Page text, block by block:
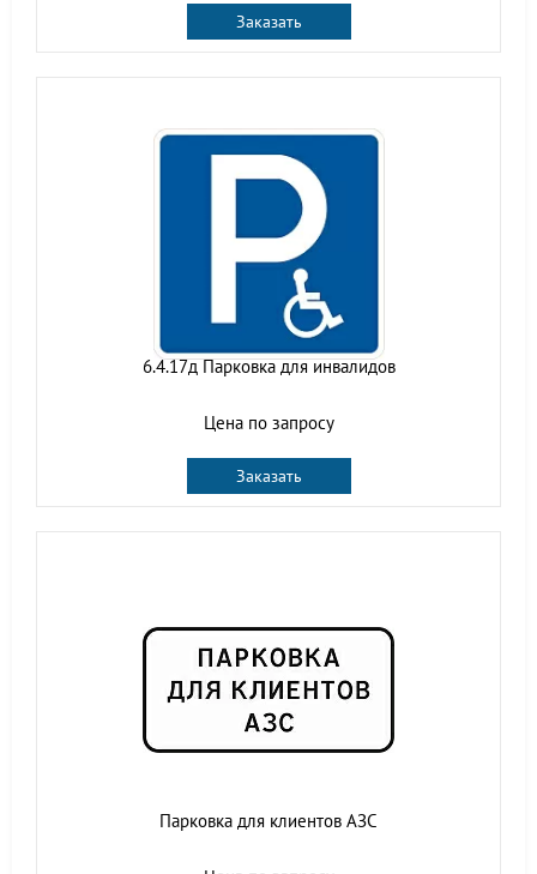
Заказать
6.4.17д Парковка для инвалидов
Цена по запросу
Заказать
Парковка для клиентов АЗС